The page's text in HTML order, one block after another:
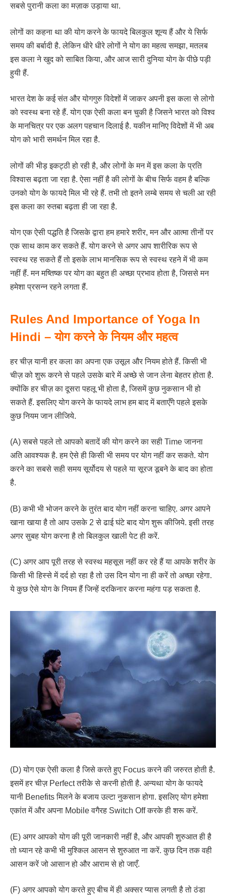
सबसे पुरानी कला का मज़ाक उड़ाया था.
लोगों का कहना था की योग करने के फायदे बिलकुल शून्य हैं और ये सिर्फ
समय की बर्बादी है. लेकिन धीरे धीरे लोगों ने योग का महत्व समझा, मतलब
इस कला ने खुद को साबित किया, और आज सारी दुनिया योग के पीछे पड़ी
हुयी हैं.
भारत देश के कई संत और योगगुरु विदेशों में जाकर अपनी इस कला से लोगो
को स्वस्थ बना रहे हैं. योग एक ऐसी कला बन चुकी है जिसने भारत को विश्व
के मानचित्र पर एक अलग पहचान दिलाई है. यकीन मानिए विदेशों में भी अब
योग को भारी समर्थन मिल रहा है.
लोगों की भीड़ इकट्ठी हो रही है, और लोगों के मन में इस कला के प्रति
विश्वास बढ़ता जा रहा है. ऐसा नहीं है की लोगों के बीच सिर्फ वहम है बल्कि
उनको योग के फायदे मिल भी रहे हैं. तभी तो इतने लम्बे समय से चली आ रही
इस कला का रुतबा बढ़ता ही जा रहा है.
योग एक ऐसी पद्धति है जिसके द्वारा हम हमारे शरीर, मन और आत्मा तीनों पर
एक साथ काम कर सकते हैं. योग करने से अगर आप शारीरिक रूप से
स्वस्थ रह सकते हैं तो इसके लाभ मानसिक रूप से स्वस्थ रहने में भी कम
नहीं हैं. मन मष्तिष्क पर योग का बहुत ही अच्छा प्रभाव होता है, जिससे मन
हमेशा प्रसन्न रहने लगता हैं.
Rules And Importance of Yoga In
Hindi – योग करने के नियम और महत्व
हर चीज़ यानी हर कला का अपना एक उसूल और नियम होते हैं. किसी भी
चीज़ को शुरू करने से पहले उसके बारे में अच्छे से जान लेना बेहतर होता है.
क्योंकि हर चीज़ का दूसरा पहलू भी होता है, जिसमें कुछ नुकसान भी हो
सकते हैं. इसलिए योग करने के फायदे लाभ हम बाद में बताएँगे पहले इसके
कुछ नियम जान लीजिये.
(A) सबसे पहले तो आपको बतादें की योग करने का सही Time जानना
अति आवश्यक है. हम ऐसे ही किसी भी समय पर योग नहीं कर सकते. योग
करने का सबसे सही समय सूर्योदय से पहले या सूरज डूबने के बाद का होता
है.
(B) कभी भी भोजन करने के तुरंत बाद योग नहीं करना चाहिए. अगर आपने
खाना खाया है तो आप उसके 2 से ढाई घंटे बाद योग शुरू कीजिये. इसी तरह
अगर सुबह योग करना है तो बिलकुल खाली पेट ही करें.
(C) अगर आप पूरी तरह से स्वस्थ महसूस नहीं कर रहे हैं या आपके शरीर के
किसी भी हिस्से में दर्द हो रहा है तो उस दिन योग ना ही करें तो अच्छा रहेगा.
ये कुछ ऐसे योग के नियम हैं जिन्हें दरकिनार करना महंगा पड़ सकता है.
(D) योग एक ऐसी कला है जिसे करते हुए Focus करने की जरुरत होती है.
इसमें हर चीज़ Perfect तरीके से करनी होती है. अन्यथा योग के फायदे
यानी Benefits मिलने के बजाय उल्टा नुकसान होगा. इसलिए योग हमेशा
एकांत में और अपना Mobile वगैरह Switch Off करके ही शरू करें.
(E) अगर आपको योग की पूरी जानकारी नहीं है, और आपकी शुरुआत ही है
तो ध्यान रहे कभी भी मुश्किल आसन से शुरुआत ना करें. कुछ दिन तक वही
आसन करें जो आसान हो और आराम से हो जाएँ.
(F) अगर आपको योग करते हुए बीच में ही अक्सर प्यास लगती है तो ठंडा